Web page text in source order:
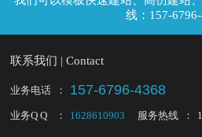
线：157-
联系我们 | Contact
业务电话 ： 157-6796-4368
业务Q Q ： 1628610903 服务热线 ：